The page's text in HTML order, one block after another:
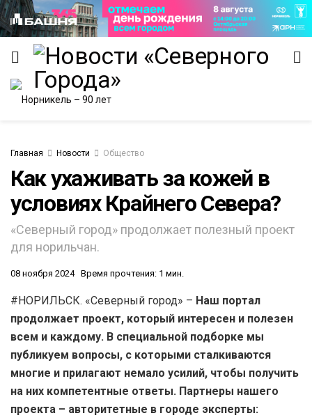
Главная Новости Общество
Как ухаживать за кожей в
условиях Крайнего Севера?
«Северный город» продолжает полезный проект
для норильчан.
08 ноября 2024 Время прочтения: 1 мин.
#НОРИЛЬСК. «Северный город» – Наш портал
продолжает проект, который интересен и полезен
всем и каждому. В специальной подборке мы
публикуем вопросы, с которыми сталкиваются
многие и прилагают немало усилий, чтобы получить
на них компетентные ответы. Партнеры нашего
проекта – авторитетные в городе эксперты: